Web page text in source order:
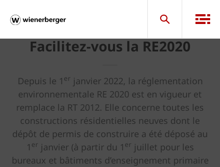
Facilitez-vous la RE2020
Depuis le 1 er janvier 2022, la réglementation
environnementale RE 2020 est en vigueur et
remplace la RT 2012. Elle concerne toutes les
constructions résidentielles neuves dont le
dépôt de permis de construire a été déposé au
1 er janvier (à partir du 1 er juillet pour les
bureaux et bâtiments d’enseignement primaire